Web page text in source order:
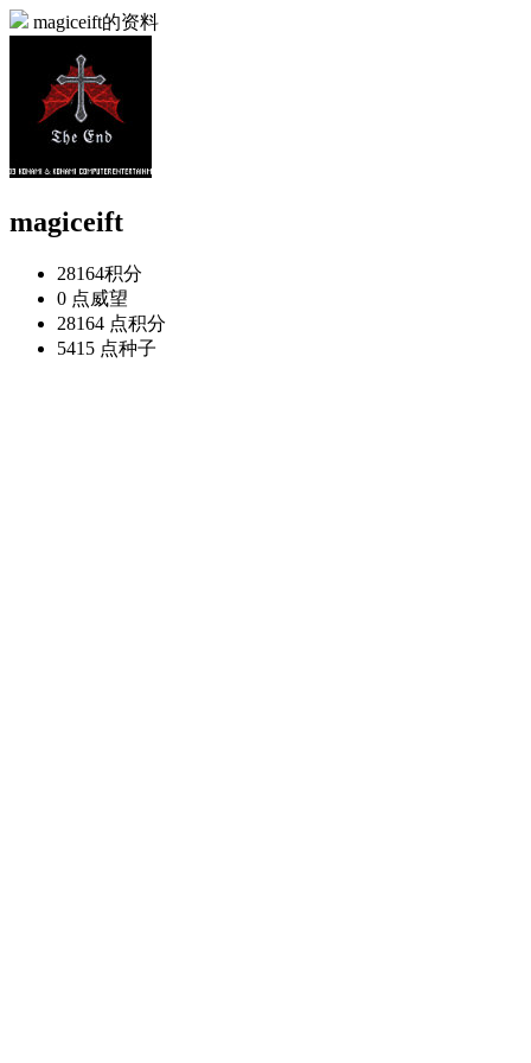
magiceift的资料
magiceift
28164积分
0 点威望
28164 点积分
5415 点种子